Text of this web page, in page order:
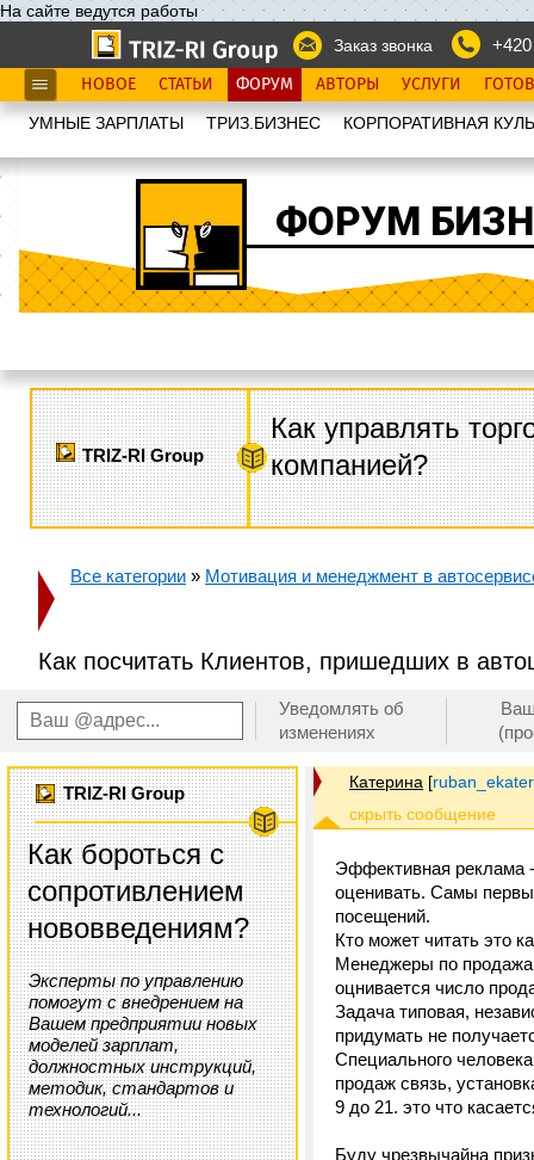
На сайте ведутся работы
Заказ звонка
НОВОЕ СТАТЬИ ФОРУМ АВТОРЫ УСЛУГИ
УМНЫЕ ЗАРПЛАТЫ ТРИЗ.БИЗНЕС КОРПОРАТИВНАЯ
ФОРУМ
TRIZ-RI Group
Как управлять
компанией?
Все категории » Мотивация и менеджмент в
Как посчитать Клиентов, пришедших в
Уведомлять об
изменениях
TRIZ-RI Group
Как бороться с
сопротивлением
нововведениям?
Эксперты по управлению
помогут с внедрением на
Вашем предприятии новых
моделей зарплат,
должностных инструкций,
методик, стандартов и
технологий...
Катерина [
Эффективная реклама
оценивать. Самы
посещений.
Кто может читать это
Менеджеры по
оцнивается число
Задача типовая,
придумать не
Специального
продаж связь,
9 до 21. это что
Буду чрезвычайна